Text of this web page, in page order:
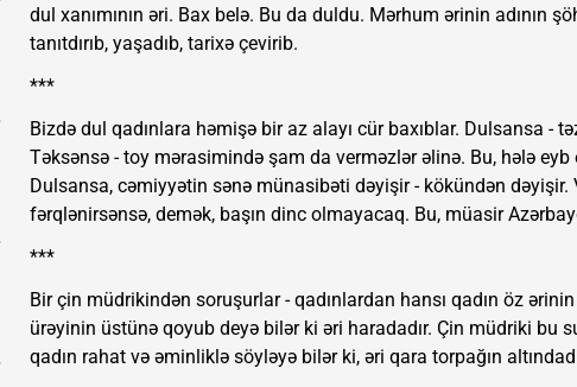
dul xanımının əri. Bax belə. Bu da duldu. Mərhum ərinin adının
tanıtdırıb, yaşadıb, tarixə çevirib.
***
Bizdə dul qadınlara həmişə bir az alayı cür baxıblar. Dulsansa -
Təksənsə - toy mərasimində şam da verməzlər əlinə. Bu, hələ
Dulsansa, cəmiyyətin sənə münasibəti dəyişir - kökündən
fərqlənirsənsə, demək, başın dinc olmayacaq. Bu, müasir
***
Bir çin müdrikindən soruşurlar - qadınlardan hansı qadın öz
ürəyinin üstünə qoyub deyə bilər ki əri haradadır. Çin müdriki bu
qadın rahat və əminliklə söyləyə bilər ki, əri qara torpağın